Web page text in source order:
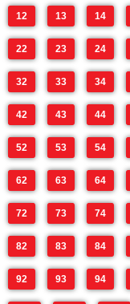
12 13 14
22 23 24
32 33 34
42 43 44
52 53 54
62 63 64
72 73 74
82 83 84
92 93 94